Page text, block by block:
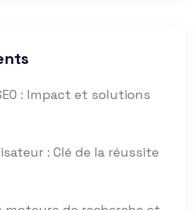
: Impact et solutions
: Clé de la réussite